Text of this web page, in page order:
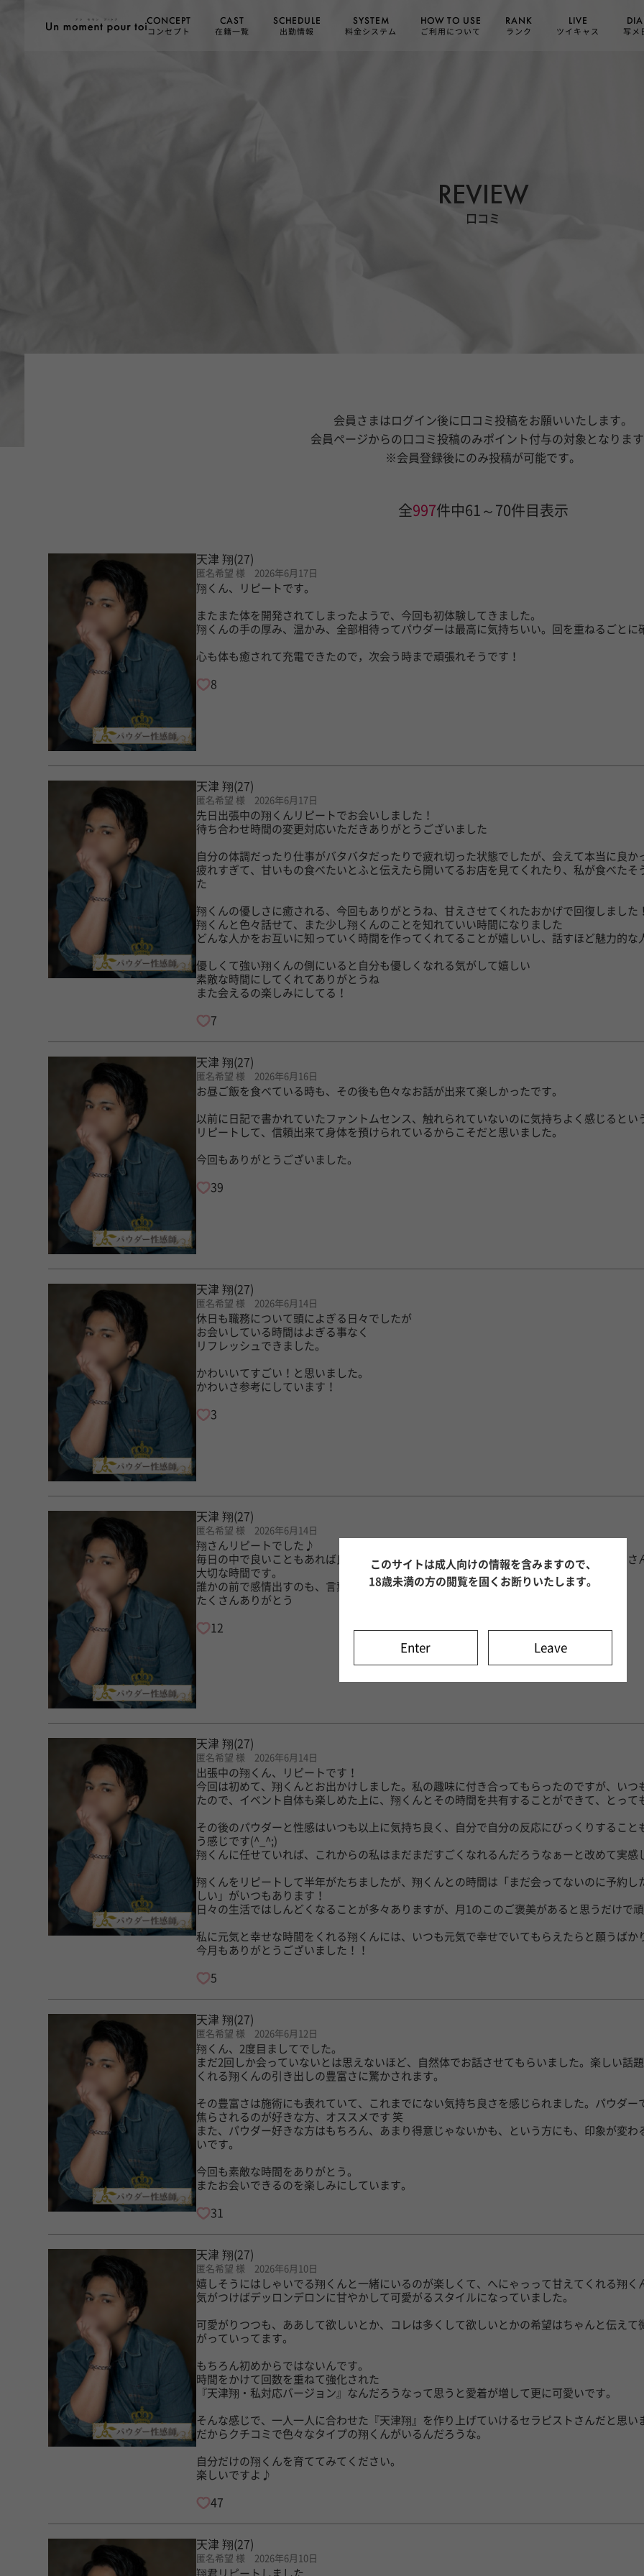
REVIEW
口コミ
CONCEPT
コンセプト
CAST
在籍一覧
SCHEDULE
出勤情報
SYSTEM
料金システム
HOW TO USE
ご利用について
RANK
ランク
LIVE
ツイキャス 写メ
会員さまはログイン後に口コミ投稿をお願いいたします。
会員ページからの口コミ投稿のみポイント付与の対象となります
※会員登録後にのみ投稿が可能です。
全997件中61～70件目表示
天津 翔(27)
匿名希望 様 2026年6月17日
翔くん、リピートです。
またまた体を開発されてしまったようで、今回も初体験してきました。
翔くんの手の厚み、温かみ、全部相待ってパウダーは最高に気持ちいい。回を重ねるごとに
心も体も癒されて充電できたので，次会う時まで頑張れそうです！
8
天津 翔(27)
匿名希望 様 2026年6月17日
先日出張中の翔くんリピートでお会いしました！
待ち合わせ時間の変更対応いただきありがとうございました
自分の体調だったり仕事がバタバタだったりで疲れ切った状態でしたが、会えて本当に良か
疲れすぎて、甘いもの食べたいとふと伝えたら開いてるお店を見てくれたり、私が食べた
た
翔くんの優しさに癒される、今回もありがとうね、甘えさせてくれたおかげで回復しました！
翔くんと色々話せて、また少し翔くんのことを知れていい時間になりました
どんな人かをお互いに知っていく時間を作ってくれてることが嬉しいし、話すほど魅力的な
優しくて強い翔くんの側にいると自分も優しくなれる気がして嬉しい
素敵な時間にしてくれてありがとうね
また会えるの楽しみにしてる！
7
天津 翔(27)
匿名希望 様 2026年6月16日
お昼ご飯を食べている時も、その後も色々なお話が出来て楽しかったです。
以前に日記で書かれていたファントムセンス、触れられていないのに気持ちよく感じるとい
リピートして、信頼出来て身体を預けられているからこそだと思いました。
今回もありがとうございました。
39
天津 翔(27)
匿名希望 様 2026年6月14日
休日も職務について頭によぎる日々でしたが
お会いしている時間はよぎる事なく
リフレッシュできました。
かわいいてすごい！と思いました。
かわいさ参考にしています！
3
天津 翔(27)
匿名希望 様 2026年6月14日
翔さんリピートでした♪
毎日の中で良いこともあれば良くないこともあって、たくさんの感情が出てくるけど、翔
大切な時間です。
誰かの前で感情出すのも、言葉で伝えるのも苦手だから伝わりきってないかもだけど...
たくさんありがとう
12
天津 翔(27)
匿名希望 様 2026年6月14日
出張中の翔くん、リピートです！
今回は初めて、翔くんとお出かけしました。私の趣味に付き合ってもらったのですが、い
たので、イベント自体も楽しめた上に、翔くんとその時間を共有することができて、とって
その後のパウダーと性感はいつも以上に気持ち良く、自分で自分の反応にびっくりするこ
う感じです(^_^;)
翔くんに任せていれば、これからの私はまだまだすごくなれるんだろうなぁーと改めて実感
翔くんをリピートして半年がたちましたが、翔くんとの時間は「まだ会ってないのに予約
しい」がいつもあります！
日々の生活ではしんどくなることが多々ありますが、月1のこのご褒美があると思うだけで
私に元気と幸せな時間をくれる翔くんには、いつも元気で幸せでいてもらえたらと願うば
今月もありがとうございました！！
5
天津 翔(27)
匿名希望 様 2026年6月12日
翔くん、2度目ましてでした。
まだ2回しか会っていないとは思えないほど、自然体でお話させてもらいました。楽しい話
くれる翔くんの引き出しの豊富さに驚かされます。
その豊富さは施術にも表れていて、これまでにない気持ち良さを感じられました。パウダ
焦らされるのが好きな方、オススメです 笑
また、パウダー好きな方はもちろん、あまり得意じゃないかも、という方にも、印象が変
いです。
今回も素敵な時間をありがとう。
またお会いできるのを楽しみにしています。
31
天津 翔(27)
匿名希望 様 2026年6月10日
嬉しそうにはしゃいでる翔くんと一緒にいるのが楽しくて、へにゃっって甘えてくれる翔く
気がつけばデッロンデロンに甘やかして可愛がるスタイルになっていました。
可愛がりつつも、ああして欲しいとか、コレは多くして欲しいとかの希望はちゃんと伝え
がっていってます。
もちろん初めからではないんです。
時間をかけて回数を重ねて強化された
『天津翔・私対応バージョン』なんだろうなって思うと愛着が増して更に可愛いです。
そんな感じで、一人一人に合わせた『天津翔』を作り上げていけるセラピストさんだと思い
だからクチコミで色々なタイプの翔くんがいるんだろうな。
自分だけの翔くんを育ててみてください。
楽しいですよ♪
47
天津 翔(27)
匿名希望 様 2026年6月10日
翔君リピートしました
このサイトは成人向けの情報を含みますので、
18歳未満の方の閲覧を固くお断りいたします。
Enter Leave